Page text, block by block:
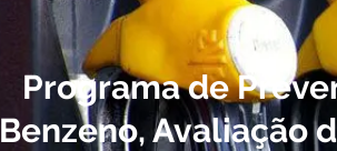
Programa de
Benzeno, Avaliação